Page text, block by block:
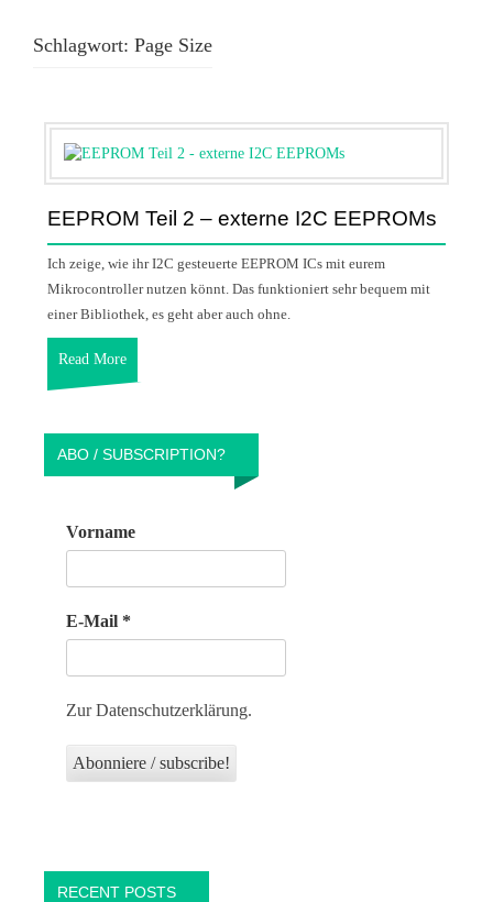
Schlagwort: Page Size
EEPROM Teil 2 – externe I2C EEPROMs
Ich zeige, wie ihr I2C gesteuerte EEPROM ICs mit eurem
Mikrocontroller nutzen könnt. Das funktioniert sehr bequem mit
einer Bibliothek, es geht aber auch ohne.
Read More
ABO / SUBSCRIPTION?
Vorname
E-Mail *
Zur Datenschutzerklärung.
RECENT POSTS